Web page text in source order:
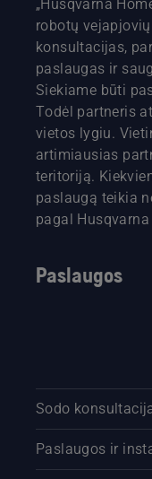
„Husqvarna
robotų
konsultacijas,
paslaugas ir
Siekiame būti
Todėl partneris
vietos lygiu.
artimiausias
teritoriją.
paslaugą teikia
pagal
Paslaugos
Sodo
Paslaugos ir